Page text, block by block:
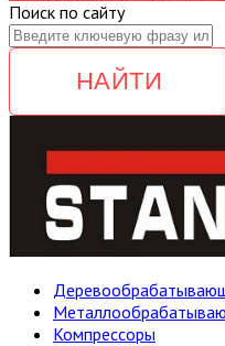
Поиск по сайту
НАЙТИ
Компрессоры